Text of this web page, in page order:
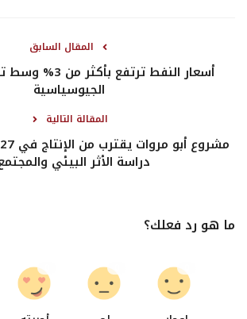
المقال السابق
أسعار النفط ترتفع
الجيوسياسية
المقالة التالية
دراسة الأثر البيئي
ما هو رد فعلك؟